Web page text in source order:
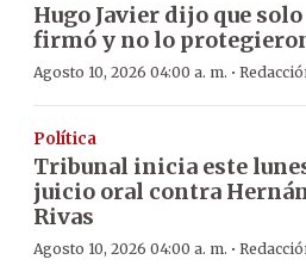
Hugo Javier dijo que solo
firmó y no lo
Agosto 10, 2026 04:00 a. m. ·
Política
Tribunal inicia este
juicio oral contra
Rivas
Agosto 10, 2026 04:00 a. m. ·